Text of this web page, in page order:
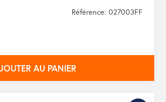
Référence: 027003FF
AU PANIER